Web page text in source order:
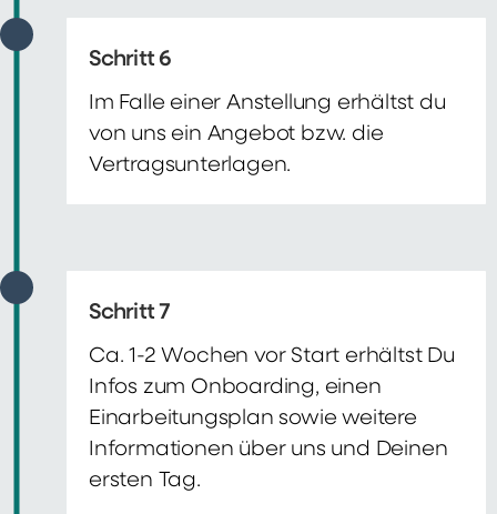
Schritt 6
Im Falle einer Anstellung erhältst du
von uns ein Angebot bzw. die
Vertragsunterlagen.
Schritt 7
Ca. 1-2 Wochen vor Start erhältst Du
Infos zum Onboarding, einen
Einarbeitungsplan sowie weitere
Informationen über uns und Deinen
ersten Tag.